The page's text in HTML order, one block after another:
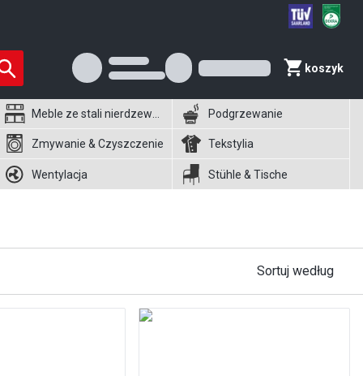
koszyk
Podgrzewanie
Zmywanie & Czyszczenie Tekstylia
Wentylacja Stühle & Tische
Sortuj według